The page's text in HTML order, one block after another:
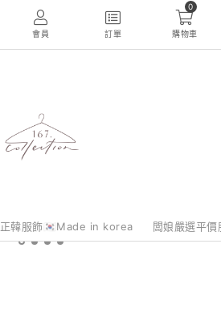
會員 訂單
0
購物車
正韓服飾🇰🇷Made in korea 闆娘嚴選平價